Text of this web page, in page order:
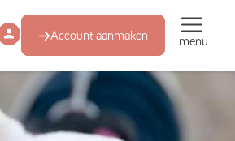
Account aanmaken menu